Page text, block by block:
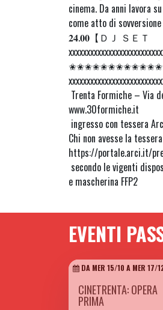
cinema. Da anni lavora
come atto di
𝟐𝟒.𝟎𝟎【ＤＪ ＳＥＴ
Trenta Formiche – Via
www.30formiche.it
ingresso con tessera
Chi non avesse la
https://portale.arci.it/
secondo le vigenti
e mascherina FFP2
EVENTI
DA MER 15/10 A MER 17/
CINETRENTA: OPERA
PRIMA